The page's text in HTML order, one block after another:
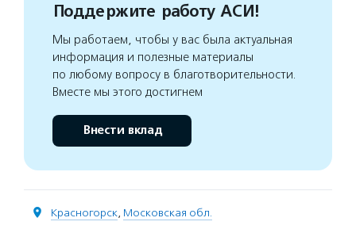
Поддержите работу АСИ!
Мы работаем, чтобы у вас была актуальная
информация и полезные материалы
по любому вопросу в благотворительности.
Вместе мы этого достигнем
Внести вклад
Красногорск, Московская обл.